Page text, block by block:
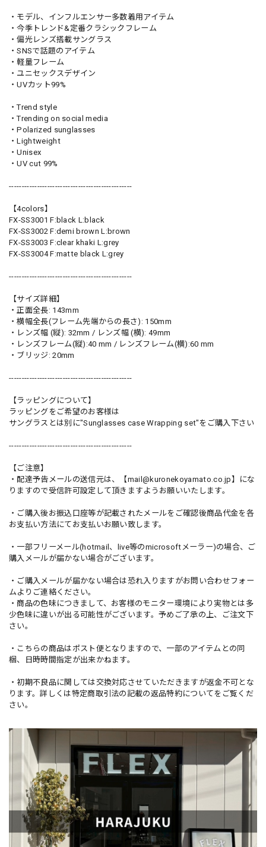
・モデル、インフルエンサー多数着用アイテム
・今季トレンド&定番クラシックフレーム
・偏光レンズ搭載サングラス
・SNSで話題のアイテム
・軽量フレーム
・ユニセックスデザイン
・UVカット99%
・Trend style
・Trending on social media
・Polarized sunglasses
・Lightweight
・Unisex
・UV cut 99%
------------------------------------------------
【4colors】
FX-SS3001 F:black L:black
FX-SS3002 F:demi brown L:brown
FX-SS3003 F:clear khaki L:grey
FX-SS3004 F:matte black L:grey
------------------------------------------------
【サイズ詳細】
・正面全長: 143mm
・横幅全長(フレーム先端からの長さ): 150mm
・レンズ幅 (縦): 32mm / レンズ幅 (横): 49mm
・レンズフレーム(縦):40 mm / レンズフレーム(横):60 mm
・ブリッジ: 20mm
------------------------------------------------
【ラッピングについて】
ラッピングをご希望のお客様は
サングラスとは別に"Sunglasses case Wrapping set"をご購入下さい
------------------------------------------------
【ご注意】
・配達予告メールの送信元は、【mail@kuronekoyamato.co.jp 】にな
りますので受信許可設定して頂きますようお願いいたします。
・ご購入後お振込口座等が記載されたメールをご確認後商品代金を各
お支払い方法にてお支払いお願い致します。
・一部フリーメール(hotmail、live等のmicrosoftメーラー)の場合、ご
購入メールが届かない場合がございます。
・ご購入メールが届かない場合は恐れ入りますがお問い合わせフォー
ムよりご連絡ください。
・商品の色味につきまして、お客様のモニター環境により実物とは多
少色味に違いが出る可能性がございます。予めご了承の上、ご注文下
さい。
・こちらの商品はポスト便となりますので、一部のアイテムとの同
梱、日時時間指定が出来かねます。
・初期不良品に関しては交換対応させていただきますが返金不可とな
ります。詳しくは特定商取引法の記載の返品特約についてをご覧くだ
さい。